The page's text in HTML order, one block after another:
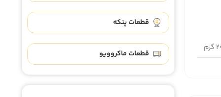
قطعات پنکه
قطعات ماکروویو